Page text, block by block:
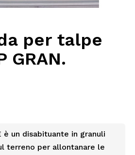
per talpe
GRAN.
è un disabituante in granuli
terreno per allontanare le